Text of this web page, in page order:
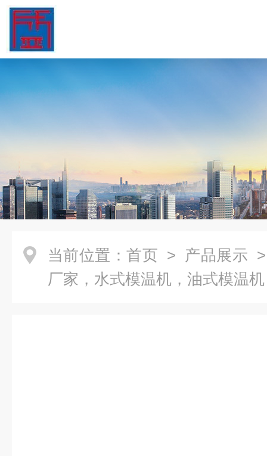
当前位置： 首页 > 产品展示
厂家，水式模温机，油式模温机